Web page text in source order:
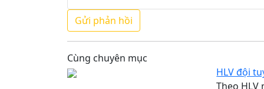
Cùng chuyên mục
HLV đội
Theo HLV